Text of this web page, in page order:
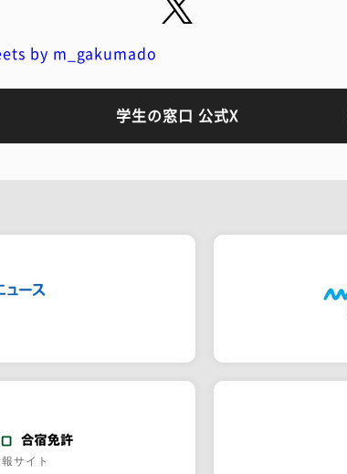
by m_gakumado
学生の窓口 公式X
サイト